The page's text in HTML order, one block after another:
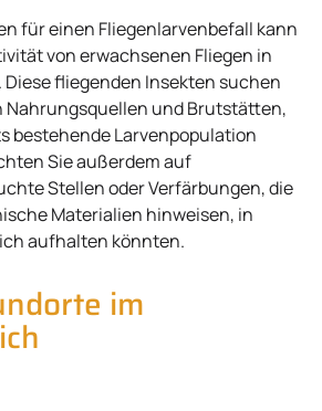
für einen Fliegenlarvenbefall kann
von erwachsenen Fliegen in
fliegenden Insekten suchen
Nahrungsquellen und Brutstätten,
bestehende Larvenpopulation
Sie außerdem auf
Stellen oder Verfärbungen, die
Materialien hinweisen, in
aufhalten könnten.
im